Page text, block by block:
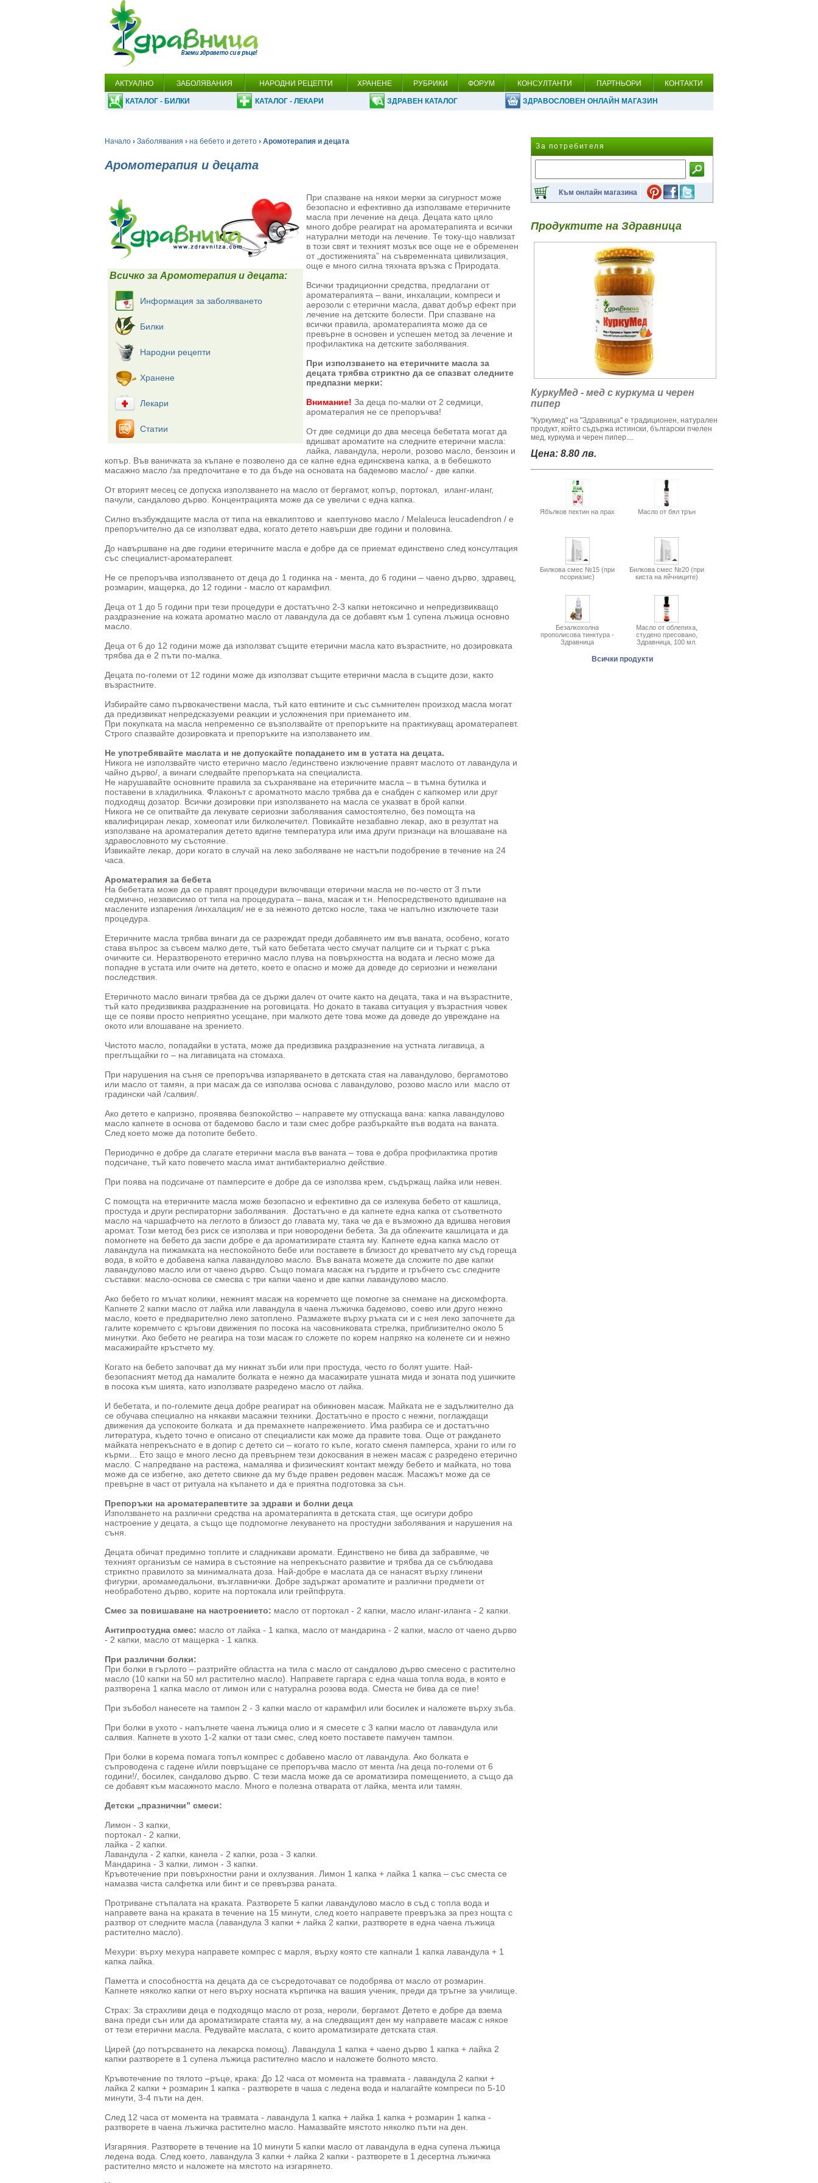
АКТУАЛНО ЗАБОЛЯВАНИЯ НАРОДНИ РЕЦЕПТИ ХРАНЕНЕ РУБРИКИ ФОРУМ КОНСУЛТАНТИ ПАРТНЬОРИ КОНТАКТИ
КАТАЛОГ - БИЛКИ КАТАЛОГ - ЛЕКАРИ ЗДРАВЕН КАТАЛОГ ЗДРАВОСЛОВЕН ОНЛАЙН МАГАЗИН
Начало › Заболявания › на бебето и детето › Аромотерапия и децата
Аромотерапия и децата
Всичко за Аромотерапия и децата:
Информация за заболяването
Билки
Народни рецепти
Хранене
Лекари
Статии
При спазване на някои мерки за сигурност може
безопасно и ефективно да използваме етеричните
масла при лечение на деца. Децата като цяло
много добре реагират на ароматерапията и всички
натурални методи на лечение. Те току-що навлизат
в този свят и техният мозък все още не е обременен
от „достиженията” на съвременната цивилизация,
още е много силна тяхната връзка с Природата.
Всички традиционни средства, предлагани от
ароматерапията – вани, инхалации, компреси и
аерозоли с етерични масла, дават добър ефект при
лечение на детските болести. При спазване на
всички правила, ароматерапията може да се
превърне в основен и успешен метод за лечение и
профилактика на детските заболявания.
При използването на етеричните масла за
децата трябва стриктно да се спазват следните
предпазни мерки:
Внимание! За деца по-малки от 2 седмици,
ароматерапия не се препоръчва!
От две седмици до два месеца бебетата могат да
вдишват ароматите на следните етерични масла:
лайка, лавандула, нероли, розово масло, бензоин и
копър. Във ваничката за къпане е позволено да се капне една единсквена капка, а в бебешкото
масажно масло /за предпочитане е то да бъде на основата на бадемово масло/ - две капки.
От вторият месец се допуска използването на масло от бергамот, копър, портокал, иланг-иланг,
пачули, сандалово дърво. Концентрацията може да се увеличи с една капка.
Силно възбуждащите масла от типа на евкалиптово и каептуново масло / Melaleuca leucadendron / е
препоръчително да се използват едва, когато детето навърши две години и половина.
До навършване на две години етеричните масла е добре да се приемат единствено след консултация
със специалист-ароматерапевт.
Не се препоръчва използването от деца до 1 годинка на - мента, до 6 години – чаено дърво, здравец,
розмарин, мащерка, до 12 години - масло от карамфил.
Деца от 1 до 5 години при тези процедури е достатъчно 2-3 капки нетоксично и непредизвикващо
раздразнение на кожата ароматно масло от лавандула да се добавят към 1 супена лъжица основно
масло.
Деца от 6 до 12 години може да използват същите етерични масла като възрастните, но дозировката
трябва да е 2 пъти по-малка.
Децата по-големи от 12 години може да използват същите етерични масла в същите дози, както
възрастните.
Избирайте само първокачествени масла, тъй като евтините и със съмнителен произход масла могат
да предизвикат непредсказуеми реакции и усложнения при приемането им.
При покупката на масла непременно се възползвайте от препоръките на практикуващ ароматерапевт.
Строго спазвайте дозировката и препоръките на използването им.
Не употребявайте маслата и не допускайте попадането им в устата на децата.
Никога не използвайте чисто етерично масло /единствено изключение правят маслото от лавандула и
чайно дърво/, а винаги следвайте препоръката на специалиста.
Не нарушавайте основните правила за съхраняване на етеричните масла – в тъмна бутилка и
поставени в хладилника. Флаконът с ароматното масло трябва да е снабден с капкомер или друг
подходящ дозатор. Всички дозировки при използването на масла се указват в брой капки.
Никога не се опитвайте да лекувате сериозни заболявания самостоятелно, без помощта на
квалифициран лекар, хомеопат или билколечител. Повикайте незабавно лекар, ако в резултат на
използване на ароматерапия детето вдигне температура или има други признаци на влошаване на
здравословното му състояние.
Извикайте лекар, дори когато в случай на леко заболяване не настъпи подобрение в течение на 24
часа.
Ароматерапия за бебета
На бебетата може да се правят процедури включващи етерични масла не по-често от 3 пъти
седмично, независимо от типа на процедурата – вана, масаж и т.н. Непосредственото вдишване на
маслените изпарения /инхалация/ не е за нежното детско носле, така че напълно изключете тази
процедура.
Етеричните масла трябва винаги да се разреждат преди добавянето им във ваната, особено, когато
става въпрос за съвсем малко дете, тъй като бебетата често смучат палците си и търкат с ръка
очичките си. Неразтвореното етерично масло плува на повърхността на водата и лесно може да
попадне в устата или очите на детето, което е опасно и може да доведе до сериозни и нежелани
последствия.
Етеричното масло винаги трябва да се държи далеч от очите както на децата, така и на възрастните,
тъй като предизвиква раздразнение на роговицата. Но докато в такава ситуация у възрастния човек
ще се появи просто неприятно усещане, при малкото дете това може да доведе до увреждане на
окото или влошаване на зрението.
Чистото масло, попадайки в устата, може да предизвика раздразнение на устната лигавица, а
преглъщайки го – на лигавицата на стомаха.
При нарушения на съня се препоръчва изпаряването в детската стая на лавандулово, бергамотово
или масло от тамян, а при масаж да се използва основа с лавандулово, розово масло или масло от
градински чай /салвия/.
Ако детето е капризно, проявява безпокойство – направете му отпускаща вана: капка лавандулово
масло капнете в основа от бадемово басло и тази смес добре разбъркайте във водата на ваната.
След което може да потопите бебето.
Периодично е добре да слагате етерични масла във ваната – това е добра профилактика против
подсичане, тъй като повечето масла имат антибактериално действие.
При поява на подсичане от памперсите е добре да се използва крем, съдържащ лайка или невен.
С помощта на етеричните масла може безопасно и ефективно да се излекува бебето от кашлица,
простуда и други респираторни заболявания. Достатъчно е да капнете една капка от съответното
масло на чаршафчето на леглото в близост до главата му, така че да е възможно да вдишва неговия
аромат. Този метод без риск се използва и при новородени бебета. За да облекчите кашлицата и да
помогнете на бебето да заспи добре е да ароматизирате стаята му. Капнете една капка масло от
лавандула на пижамката на неспокойното бебе или поставете в близост до креватчето му съд гореща
вода, в който е добавена капка лавандулово масло. Във ваната можете да сложите по две капки
лавандулово масло или от чаено дърво. Също помага масаж на гърдите и гръбчето със следните
съставки: масло-основа се смесва с три капки чаено и две капки лавандулово масло.
Ако бебето го мъчат колики, нежният масаж на коремчето ще помогне за снемане на дискомфорта.
Капнете 2 капки масло от лайка или лавандула в чаена лъжичка бадемово, соево или друго нежно
масло, което е предварително леко затоплено. Размажете върху ръката си и с нея леко започнете да
галите коремчето с кръгови движения по посока на часовниковата стрелка, приблизително около 5
минутки. Ако бебето не реагира на този масаж го сложете по корем напряко на коленете си и нежно
масажирайте кръстчето му.
Когато на бебето започват да му никнат зъби или при простуда, често го болят ушите. Най-
безопасният метод да намалите болката е нежно да масажирате ушната мида и зоната под ушичките
в посока към шията, като използвате разредено масло от лайка.
И бебетата, и по-големите деца добре реагират на обикновен масаж. Майката не е задължително да
се обучава специално на някакви масажни техники. Достатъчно е просто с нежни, поглаждащи
движения да успокоите болката и да премахнете напрежението. Има разбира се и достатъчно
литература, където точно е описано от специалисти как може да правите това. Още от раждането
майката непрекъснато е в допир с детето си – когато го къпе, когато сменя памперса, храни го или го
кърми... Ето защо е много лесно да превърнем тези докосвания в нежен масаж с разредено етерично
масло. С напредване на растежа, намалява и физическият контакт между бебето и майката, но това
може да се избегне, ако детето свикне да му бъде правен редовен масаж. Масажът може да се
превърне в част от ритуала на къпането и да е приятна подготовка за сън.
Препоръки на ароматерапевтите за здрави и болни деца
Използването на различни средства на ароматерапията в детската стая, ще осигури добро
настроение у децата, а също ще подпомогне лекуването на простудни заболявания и нарушения на
съня.
Децата обичат предимно топлите и сладникави аромати. Единствено не бива да забравяме, че
техният организъм се намира в състояние на непрекъснато развитие и трябва да се съблюдава
стриктно правилото за минималната доза. Най-добре е маслата да се нанасят върху глинени
фигурки, аромамедальони, възглавнички. Добре задържат ароматите и различни предмети от
необработено дърво, корите на портокала или грейпфрута.
Смес за повишаване на настроението: масло от портокал - 2 капки, масло иланг-иланга - 2 капки.
Антипростудна смес: масло от лайка - 1 капка, масло от мандарина - 2 капки, масло от чаено дърво
- 2 капки, масло от мащерка - 1 капка.
При различни болки:
При болки в гърлото – разтрийте областта на тила с масло от сандалово дърво смесено с растително
масло (10 капки на 50 мл растително масло). Направете гаргара с една чаша топла вода, в която е
разтворена 1 капка масло от лимон или с натурална розова вода. Сместа не бива да се пие!
При зъбобол нанесете на тампон 2 - 3 капки масло от карамфил или босилек и наложете върху зъба.
При болки в ухото - напълнете чаена лъжица олио и я смесете с 3 капки масло от лавандула или
салвия. Капнете в ухото 1-2 капки от тази смес, след което поставете памучен тампон.
При болки в корема помага топъл компрес с добавено масло от лавандула. Ако болката е
съпроводена с гадене и/или повръщане се препоръчва масло от мента /на деца по-големи от 6
години!/, босилек, сандалово дърво. С тези масла може да се ароматизира помещението, а също да
се добавят към масажното масло. Много е полезна отварата от лайка, мента или тамян.
Детски „празнични” смеси:
Лимон - 3 капки,
портокал - 2 капки,
лайка - 2 капки.
Лавандула - 2 капки, канела - 2 капки, роза - 3 капки.
Мандарина - 3 капки, лимон - 3 капки.
Кръвотечение при повърхностни рани и охлузвания. Лимон 1 капка + лайка 1 капка – със сместа се
намазва чиста салфетка или бинт и се превързва раната.
Протриване стъпалата на краката. Разтворете 5 капки лавандулово масло в съд с топла вода и
направете вана на краката в течение на 15 минути, след което направете превръзка за през нощта с
разтвор от следните масла (лавандула 3 капки + лайка 2 капки, разтворете в една чаена лъжица
растително масло).
Мехури: върху мехура направете компрес с марля, върху която сте капнали 1 капка лавандула + 1
капка лайка.
Паметта и способността на децата да се съсредоточават се подобрява от масло от розмарин.
Капнете няколко капки от него върху носната кърпичка на вашия ученик, преди да тръгне за училище.
Страх: За страхливи деца е подходящо масло от роза, нероли, бергамот. Детето е добре да взема
вана преди сън или да ароматизирате стаята му, а на следващият ден му направете масаж с някое
от тези етерични масла. Редувайте маслата, с които ароматизирате детската стая.
Цирей (до потърсването на лекарска помощ). Лавандула 1 капка + чаено дърво 1 капка + лайка 2
капки разтворете в 1 супена лъжица растително масло и наложете болното място.
Кръвотечение по тялото –ръце, крака: До 12 часа от момента на травмата - лавандула 2 капки +
лайка 2 капки + розмарин 1 капка - разтворете в чаша с ледена вода и налагайте компреси по 5-10
минути, 3-4 пъти на ден.
След 12 часа от момента на травмата - лавандула 1 капка + лайка 1 капка + розмарин 1 капка -
разтворете в чаена лъжичка растително масло. Намазвайте мястото няколко пъти на ден.
Изгаряния. Разтворете в течение на 10 минути 5 капки масло от лавандула в една супена лъжица
ледена вода. След което, лавандула 3 капки + лайка 2 капки - разтворете в 1 десертна лъжичка
растително място и наложете на мястото на изгарянето.
За потребителя
Към онлайн магазина
Продуктите на Здравница
КуркуМед - мед с куркума и черен
пипер
"Куркумед" на "Здравница" е традиционен, натурален
продукт, който съдържа истински, български пчелен
мед, куркума и черен пипер....
Цена: 8.80 лв.
Ябълков пектин на прах Масло от бял трън
Билкова смес №15 (при
псориазис)
Билкова смес №20 (при
киста на яйчниците)
Безалкохолна
прополисова тинктура -
Здравница
Масло от облепиха,
студено пресовано,
Здравница, 100 мл.
Всички продукти